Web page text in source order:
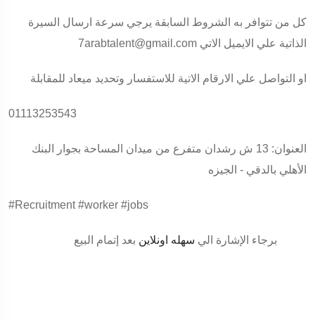
كل من تتوافر به الشروط السابقة يرجي سرعة ارسال السيرة
الذاتية علي الايميل الاتي 7arabtalent@gmail.com
او التواصل علي الارقام الاتية للاستفسار وتحديد ميعاد للمقابلة
01113253543
العنوان: 13 ش رشدان متفرع من ميدان المساحة بجوار البنك
الأهلي بالدقي - الجيزه
#Recruitment #worker #jobs
برجاء الإشارة الي سهله اونلاين بعد إتمام البيع